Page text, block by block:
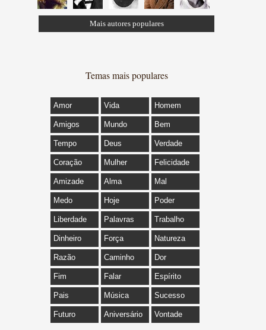
Mais autores populares
Temas mais populares
Amor Vida Homem
Amigos Mundo Bem
Tempo Deus Verdade
Coração Mulher Felicidade
Amizade Alma Mal
Medo Hoje Poder
Liberdade Palavras Trabalho
Dinheiro Força Natureza
Razão Caminho Dor
Fim Falar Espírito
Pais Música Sucesso
Futuro Aniversário Vontade